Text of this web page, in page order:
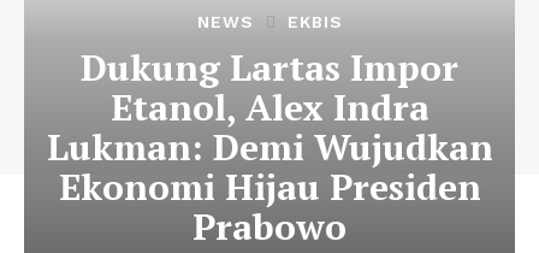
NEWS EKBIS
Dukung Lartas Impor
Etanol, Alex Indra
Lukman: Demi Wujudkan
Ekonomi Hijau Presiden
Prabowo